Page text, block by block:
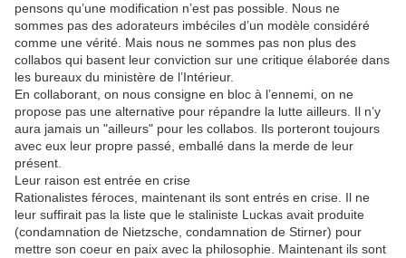
pensons qu’une modification n’est pas possible. Nous ne
sommes pas des adorateurs imbéciles d’un modèle considéré
comme une vérité. Mais nous ne sommes pas non plus des
collabos qui basent leur conviction sur une critique élaborée dans
les bureaux du ministère de l’Intérieur.
En collaborant, on nous consigne en bloc à l’ennemi, on ne
propose pas une alternative pour répandre la lutte ailleurs. Il n’y
aura jamais un "ailleurs" pour les collabos. Ils porteront toujours
avec eux leur propre passé, emballé dans la merde de leur
présent.
Leur raison est entrée en crise
Rationalistes féroces, maintenant ils sont entrés en crise. Il ne
leur suffirait pas la liste que le staliniste Luckas avait produite
(condamnation de Nietzsche, condamnation de Stirner) pour
mettre son coeur en paix avec la philosophie. Maintenant ils sont